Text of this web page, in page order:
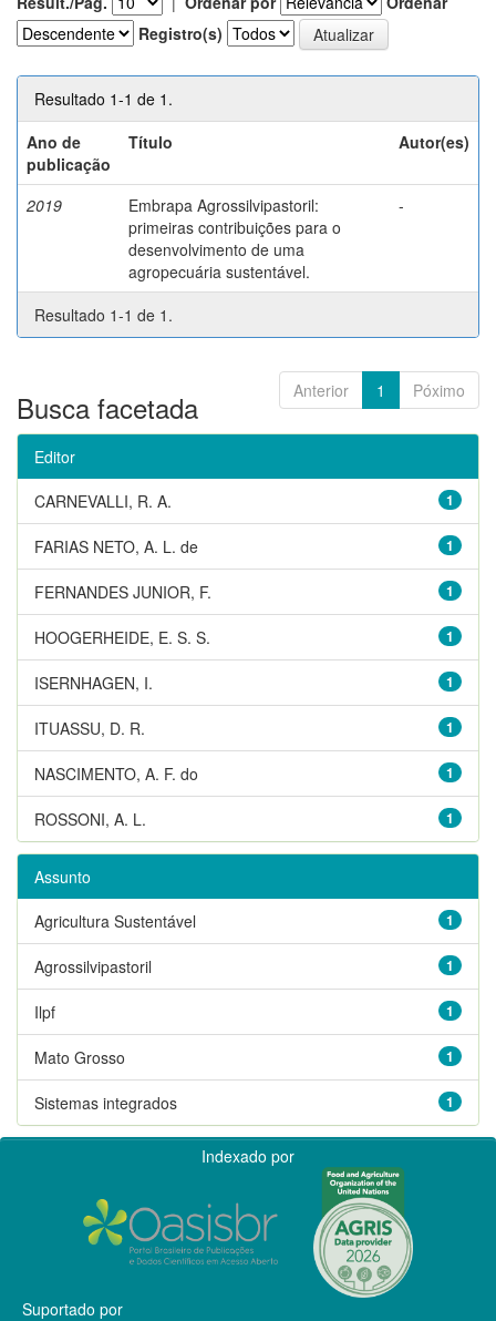
Registro(s)
Resultado 1-1 de 1.
Ano de
publicação
Título Autor(es)
2019
Embrapa Agrossilvipastoril:
primeiras contribuições para o
desenvolvimento de uma
agropecuária sustentável.
-
Resultado 1-1 de 1.
Anterior 1 Póximo
Busca facetada
Editor
1
CARNEVALLI, R. A.
1
FARIAS NETO, A. L. de
1
FERNANDES JUNIOR, F.
1
HOOGERHEIDE, E. S. S.
1
ISERNHAGEN, I.
1
ITUASSU, D. R.
1
NASCIMENTO, A. F. do
1
ROSSONI, A. L.
Assunto
1
Agricultura Sustentável
1
Agrossilvipastoril
1
Ilpf
1
Mato Grosso
1
Sistemas integrados
Indexado por
Suportado por